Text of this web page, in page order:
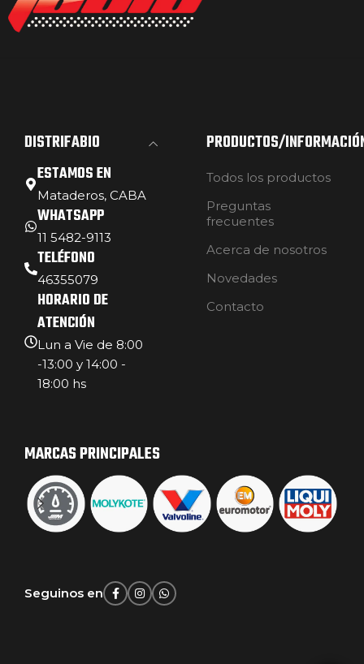
DISTRIFABIO
ESTAMOS EN
Mataderos, CABA
WHATSAPP
11 5482-9113
TELÉFONO
46355079
HORARIO DE
ATENCIÓN
Lun a Vie de 8:00
-13:00 y 14:00 -
18:00 hs
PRODUCTOS/
Todos los productos
Preguntas
frecuentes
Acerca de nosotros
Novedades
Contacto
MARCAS PRINCIPALES
Seguinos en